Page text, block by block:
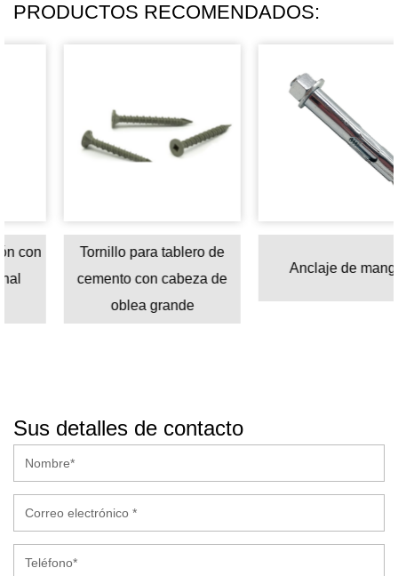
PRODUCTOS RECOMENDADOS:
Tornillo para tablero de
cemento con cabeza de
oblea grande
Anclaje de manga
Sus detalles de contacto